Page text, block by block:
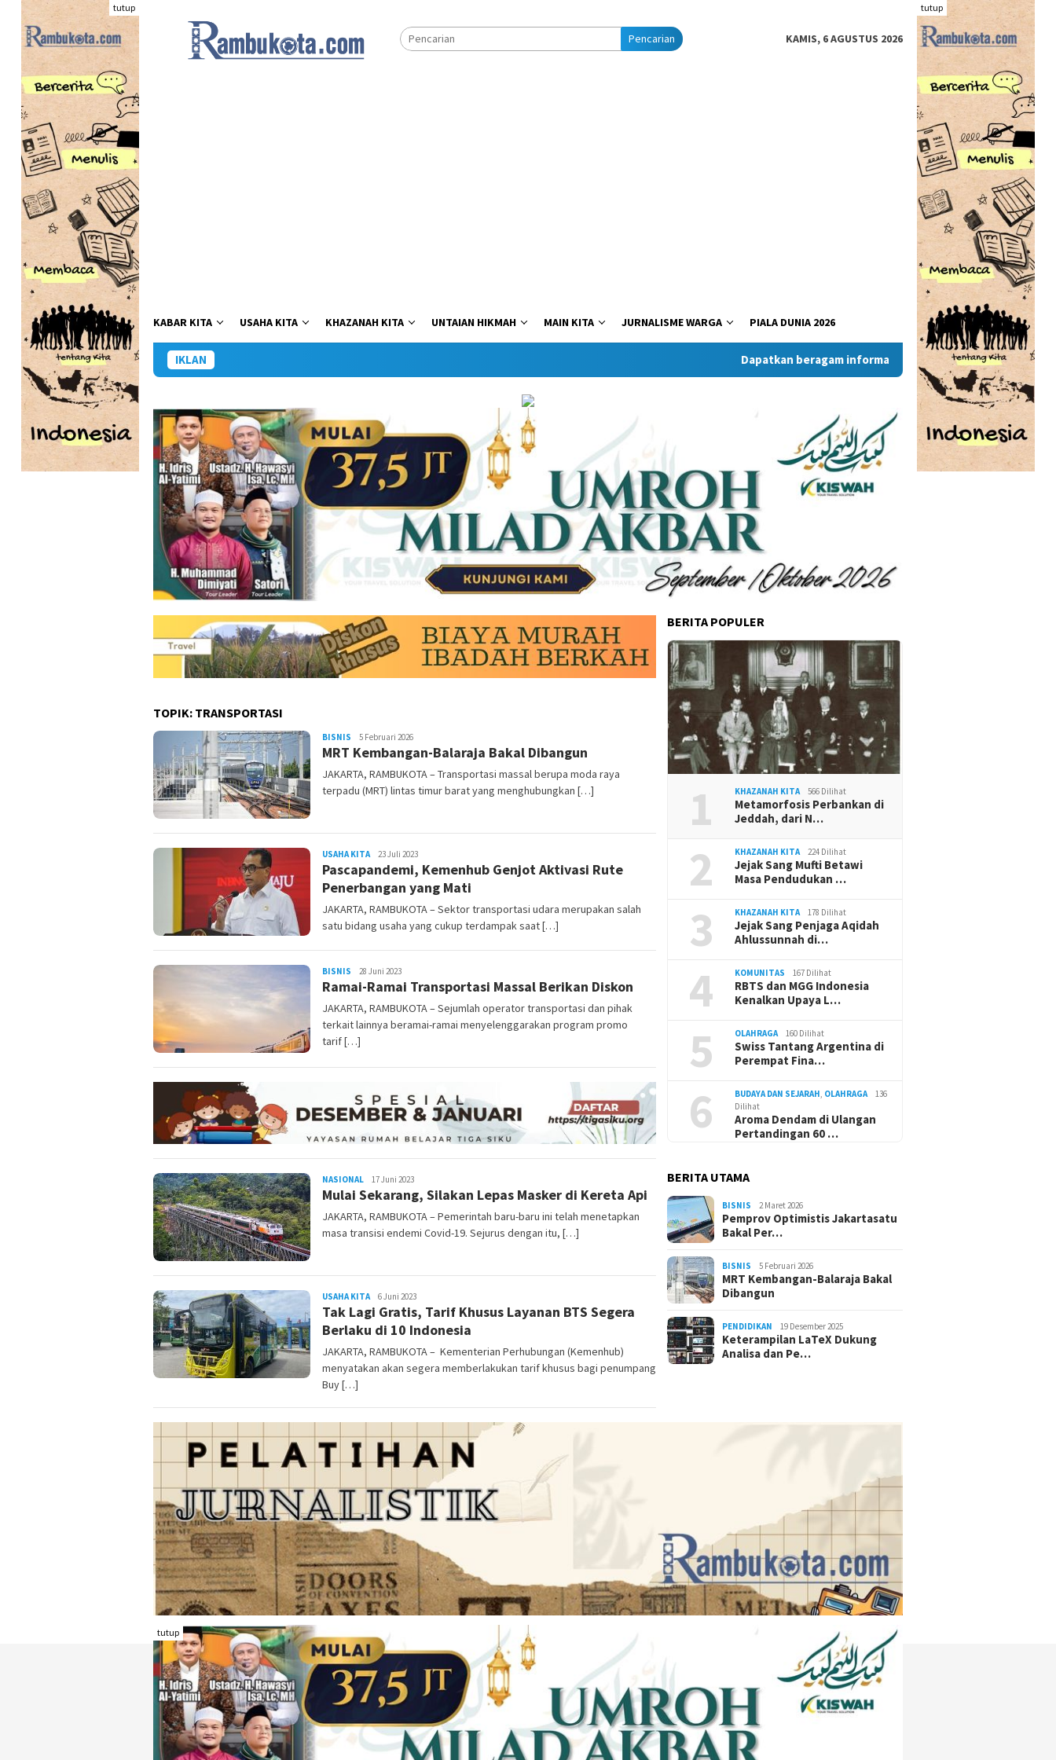
Loncat
konten
tutup tutup
Pencarian KAMIS, 6 AGUSTUS 2026
KABAR KITA USAHA KITA KHAZANAH KITA UNTAIAN HIKMAH MAIN KITA JURNALISME WARGA PIALA DUNIA 2026
IKLAN Dapatkan beragam informasi dan berita menarik dari situs
TOPIK: TRANSPORTASI
BISNIS REDAKSI
RAMBUKOTA
5 Februari 2026
MRT Kembangan-Balaraja Bakal Dibangun
JAKARTA, RAMBUKOTA – Transportasi massal berupa moda raya
terpadu (MRT) lintas timur barat yang menghubungkan […]
USAHA KITAREDAKSI
RAMBUKOTA
23 Juli 2023
Pascapandemi, Kemenhub Genjot Aktivasi Rute
Penerbangan yang Mati
JAKARTA, RAMBUKOTA – Sektor transportasi udara merupakan salah
satu bidang usaha yang cukup terdampak saat […]
BISNIS REDAKSI
RAMBUKOTA
28 Juni 2023
Ramai-Ramai Transportasi Massal Berikan Diskon
JAKARTA, RAMBUKOTA – Sejumlah operator transportasi dan pihak
terkait lainnya beramai-ramai menyelenggarakan program promo
tarif […]
NASIONAL REDAKSI
RAMBUKOTA
17 Juni 2023
Mulai Sekarang, Silakan Lepas Masker di Kereta Api
JAKARTA, RAMBUKOTA – Pemerintah baru-baru ini telah menetapkan
masa transisi endemi Covid-19. Sejurus dengan itu, […]
USAHA KITAadmin
6 Juni 2023
Tak Lagi Gratis, Tarif Khusus Layanan BTS Segera
Berlaku di 10 Indonesia
JAKARTA, RAMBUKOTA – Kementerian Perhubungan (Kemenhub)
menyatakan akan segera memberlakukan tarif khusus bagi penumpang
Buy […]
BERITA POPULER
1 KHAZANAH KITA 566 Dilihat
Metamorfosis Perbankan di
Jeddah, dari N…
2 KHAZANAH KITA 224 Dilihat
Jejak Sang Mufti Betawi
Masa Pendudukan …
3 KHAZANAH KITA 178 Dilihat
Jejak Sang Penjaga Aqidah
Ahlussunnah di…
4 KOMUNITAS 167 Dilihat
RBTS dan MGG Indonesia
Kenalkan Upaya L…
5 OLAHRAGA 160 Dilihat
Swiss Tantang Argentina di
Perempat Fina…
6 BUDAYA DAN SEJARAH OLAHRAGA
136
Dilihat
Aroma Dendam di Ulangan
Pertandingan 60 …
BERITA UTAMA
BISNIS 2 Maret 2026
Pemprov Optimistis Jakartasatu
Bakal Per…
BISNIS 5 Februari 2026
MRT Kembangan-Balaraja Bakal
Dibangun
PENDIDIKAN 19 Desember 2025
Keterampilan LaTeX Dukung
Analisa dan Pe…
TENTANG RAMBU KOTA REDAKSI
DISCLAIMER
KONTAK KAMI
FORM PENGADUAN
PEDOMAN MEDIA SIBER
KARIR
JARINGAN SOCIAL
Facebook Twitter
Instagram
Linkedin
Youtube
tutup